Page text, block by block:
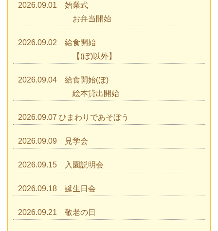
2026.09.01 始業式
お弁当開始
2026.09.02 給食開始
【(ぼ)以外】
2026.09.04 給食開始(ぼ)
絵本貸出開始
2026.09.07 ひまわりであそぼう
2026.09.09 見学会
2026.09.15 入園説明会
2026.09.18 誕生日会
2026.09.21 敬老の日